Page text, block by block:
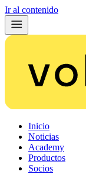
Ir al contenido
Inicio
Noticias
Academy
Productos
Socios